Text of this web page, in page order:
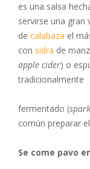
es una salsa
servirse una gran
de calabaza el
con sidra de
apple cider) o
tradicionalmente
fermentado (
común preparar
Se come pavo